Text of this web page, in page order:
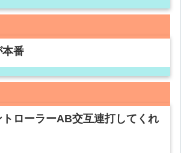
本番
ローラーAB交互連打してくれ